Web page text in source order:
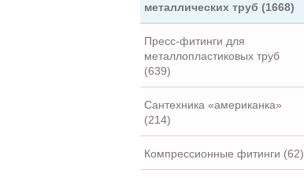
металлических труб (1668)
Пресс-фитинги для
металлопластиковых труб
(639)
Сантехника «американка»
(214)
Компрессионные фитинги (62)